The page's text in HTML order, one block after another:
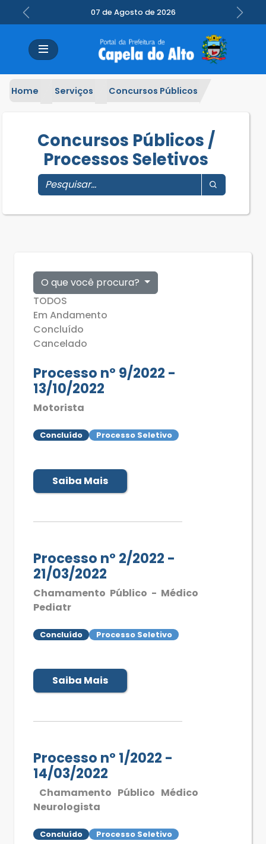
07 de Agosto de 2026
Previous Next
Home Serviços Concursos Públicos
Concursos Públicos /
Processos Seletivos
O que você procura?
TODOS
Em Andamento
Concluído
Cancelado
Processo nº 9/2022 -
13/10/2022
Motorista
Concluído Processo Seletivo
Saiba Mais
Processo nº 2/2022 -
21/03/2022
Chamamento Público - Médico
Pediatr
Concluído Processo Seletivo
Saiba Mais
Processo nº 1/2022 -
14/03/2022
Chamamento Público Médico
Neurologista
Concluído Processo Seletivo